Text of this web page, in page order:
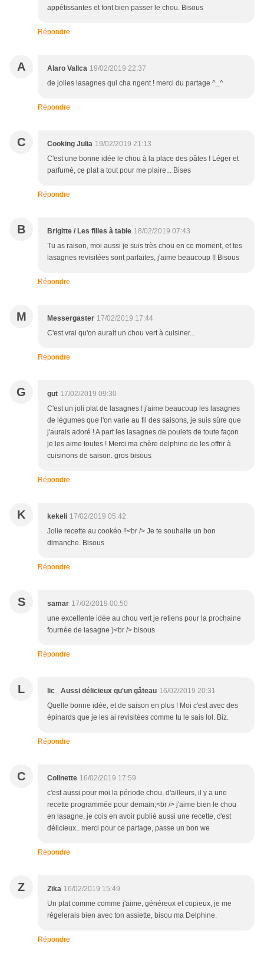
appétissantes et font bien passer le chou. Bisous
Répondre
A Alaro Vallca 19/02/2019 22:37
de jolies lasagnes qui cha ngent ! merci du partage ^_^
Répondre
C Cooking Julia 19/02/2019 21:13
C'est une bonne idée le chou à la place des pâtes ! Léger et
parfumé, ce plat a tout pour me plaire... Bises
Répondre
B Brigitte / Les filles à table 18/02/2019 07:43
Tu as raison, moi aussi je suis très chou en ce moment, et tes
lasagnes revisitées sont parfaites, j'aime beaucoup !! Bisous
Répondre
M Messergaster 17/02/2019 17:44
C'est vrai qu'on aurait un chou vert à cuisiner...
Répondre
G gut 17/02/2019 09:30
C'est un joli plat de lasagnes ! j'aime beaucoup les lasagnes
de légumes que l'on varie au fil des saisons, je suis sûre que
j'aurais adoré ! A part les lasagnes de poulets de toute façon
je les aime toutes ! Merci ma chère delphine de les offrir à
cuisinons de saison. gros bisous
Répondre
K kekeli 17/02/2019 05:42
Jolie recette au cookéo !!<br /> Je te souhaite un bon
dimanche. Bisous
Répondre
S samar 17/02/2019 00:50
une excellente idée au chou vert je retiens pour la prochaine
fournée de lasagne )<br /> bisous
Répondre
L lic_ Aussi délicieux qu'un gâteau 16/02/2019 20:31
Quelle bonne idée, et de saison en plus ! Moi c'est avec des
épinards que je les ai revisitées comme tu le sais lol. Biz.
Répondre
C Colinette 16/02/2019 17:59
c'est aussi pour moi la période chou, d'ailleurs, il y a une
recette programmée pour demain;<br /> j'aime bien le chou
en lasagne, je cois en avoir publié aussi une recette, c'est
délicieux.. merci pour ce partage, passe un bon we
Répondre
Z Zika 16/02/2019 15:49
Un plat comme comme j'aime, généreux et copieux, je me
régelerais bien avec ton assiette, bisou ma Delphine.
Répondre